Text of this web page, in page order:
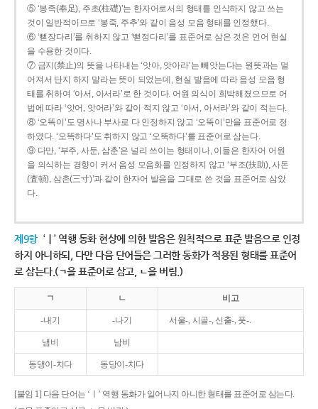
⑤ ‘봉족(奉足), 주초(柱礎)’는 한자어로서의 형태를 인식하지 않고 쓰는
것이 일반적이므로 ‘봉죽, 주추’와 같이 음성 모음 형태를 인정했다.
⑥ ‘뻗장다리’를 취하지 않고 ‘뻗정다리’를 표준어로 삼은 것은 언어 현실
을 수용한 것이다.
⑦ 금지(禁止)의 뜻을 나타내는 ‘앗아, 앗아라’는 빼앗는다는 원뜻과는 멀
어져서 단지 하지 말라는 뜻이 되었는데, 현실 발음에 따라 음성 모음 형
태를 취하여 ‘아서, 아서라’로 한 것이다. 어원 의식이 희박해졌으므로 어
법에 따라 ‘앗어, 앗어라’와 같이 적지 않고 ‘아서, 아서라’와 같이 적는다.
⑧ ‘오똑이’도 명사나 부사로 다 인정하지 않고 ‘오뚝이’만을 표준어로 정
하였다. ‘오똑하다’도 취하지 않고 ‘오뚝하다’를 표준어로 삼는다.
⑨ 다만, ‘부주, 사둔, 삼춘’은 널리 쓰이는 형태이나, 이들은 한자어 어원
을 의식하는 경향이 커서 음성 모음화를 인정하지 않고 ‘부조(扶助), 사돈
(査頓), 삼촌(三寸)’과 같이 한자어 발음을 그대로 쓴 것을 표준어로 삼았
다.
제9항 ‘ㅣ’ 역행 동화 현상에 의한 발음은 원칙적으로 표준 발음으로 인정
하지 아니하되, 다만 다음 단어들은 그러한 동화가 적용된 형태를 표준어
로 삼는다.(ㄱ을 표준어로 삼고, ㄴ을 버림.)
ㄱ ㄴ 비고
-내기 -나기 서울-, 시골-, 신출-, 풋-.
냄비 남비
동댕이-치다 동당이-치다
[붙임 1] 다음 단어는 ‘ㅣ’ 역행 동화가 일어나지 아니한 형태를 표준어로 삼는다.